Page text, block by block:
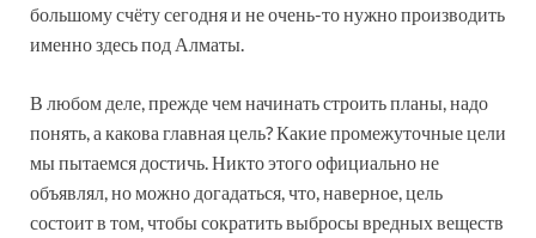
большому счёту сегодня и не очень-то нужно производить
именно здесь под Алматы.
В любом деле, прежде чем начинать строить планы, надо
понять, а какова главная цель? Какие промежуточные цели
мы пытаемся достичь. Никто этого официально не
объявлял, но можно догадаться, что, наверное, цель
состоит в том, чтобы сократить выбросы вредных веществ